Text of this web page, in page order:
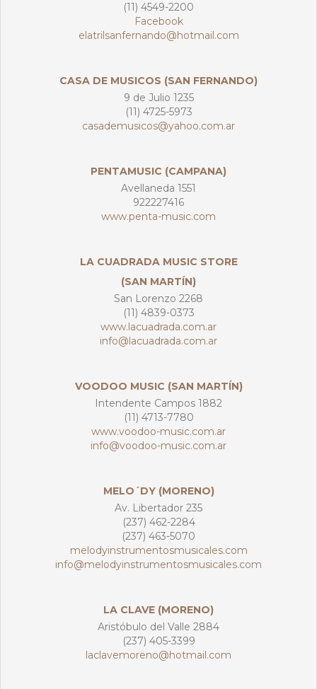
(11) 4549-2200
Facebook
elatrilsanfernando@hotmail.com
CASA DE MUSICOS (SAN FERNANDO)
9 de Julio 1235
(11) 4725-5973
casademusicos@yahoo.com.ar
PENTAMUSIC (CAMPANA)
Avellaneda 1551
922227416
www.penta-music.com
LA CUADRADA MUSIC STORE
(SAN MARTÍN)
San Lorenzo 2268
(11) 4839-0373
www.lacuadrada.com.ar
info@lacuadrada.com.ar
VOODOO MUSIC (SAN MARTÍN)
Intendente Campos 1882
(11) 4713-7780
www.voodoo-music.com.ar
info@voodoo-music.com.ar
MELO´DY (MORENO)
Av. Libertador 235
(237) 462-2284
(237) 463-5070
melodyinstrumentosmusicales.com
info@melodyinstrumentosmusicales.com
LA CLAVE (MORENO)
Aristóbulo del Valle 2884
(237) 405-3399
laclavemoreno@hotmail.com